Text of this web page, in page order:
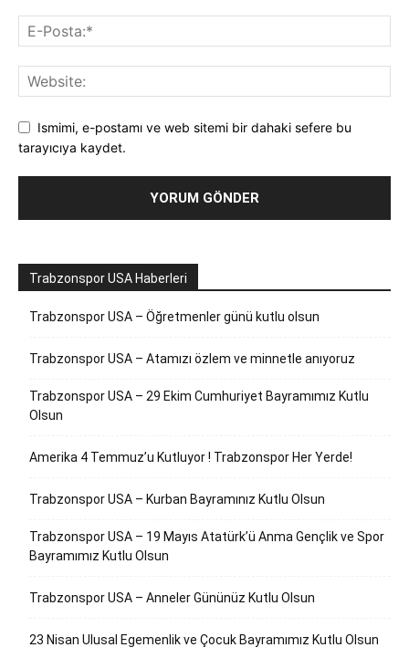
Ismimi, e-postamı ve web sitemi bir dahaki sefere bu
tarayıcıya kaydet.
Trabzonspor USA Haberleri
Trabzonspor USA – Öğretmenler günü kutlu olsun
Trabzonspor USA – Atamızı özlem ve minnetle anıyoruz
Trabzonspor USA – 29 Ekim Cumhuriyet Bayramımız Kutlu
Olsun
Amerika 4 Temmuz’u Kutluyor ! Trabzonspor Her Yerde!
Trabzonspor USA – Kurban Bayramınız Kutlu Olsun
Trabzonspor USA – 19 Mayıs Atatürk’ü Anma Gençlik ve Spor
Bayramımız Kutlu Olsun
Trabzonspor USA – Anneler Gününüz Kutlu Olsun
23 Nisan Ulusal Egemenlik ve Çocuk Bayramımız Kutlu Olsun